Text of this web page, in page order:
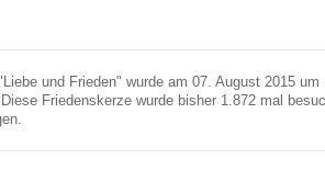
und Frieden" wurde am 07. August 2015
Friedenskerze wurde bisher 1.872 mal